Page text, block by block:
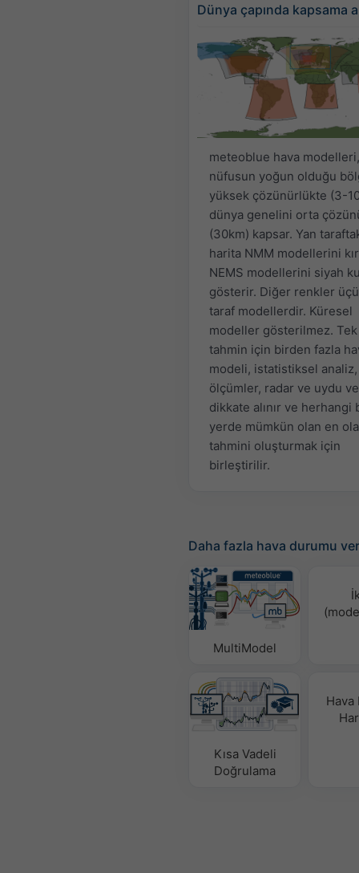
Dünya çapında kapsama
meteoblue hava modelleri,
nüfusun yoğun olduğu
yüksek çözünürlükte (3-
dünya genelini orta
(30km) kapsar. Yan
harita NMM modellerini
NEMS modellerini siyah
gösterir. Diğer renkler
taraf modellerdir. Küresel
modeller gösterilmez.
tahmin için birden fazla
modeli, istatistiksel analiz,
ölçümler, radar ve uydu
dikkate alınır ve herhangi
yerde mümkün olan en
tahmini oluşturmak için
birleştirilir.
Daha fazla hava durumu
MultiModel
Kısa Vadeli
Doğrulama
Hava